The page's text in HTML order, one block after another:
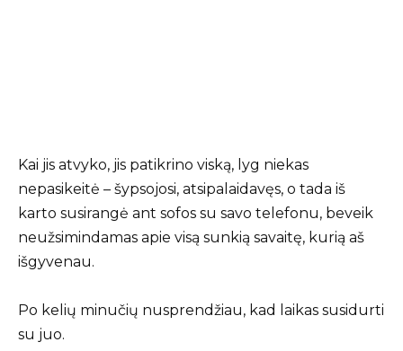
Kai jis atvyko, jis patikrino viską, lyg niekas
nepasikeitė – šypsojosi, atsipalaidavęs, o tada iš
karto susirangė ant sofos su savo telefonu, beveik
neužsimindamas apie visą sunkią savaitę, kurią aš
išgyvenau.
Po kelių minučių nusprendžiau, kad laikas susidurti
su juo.